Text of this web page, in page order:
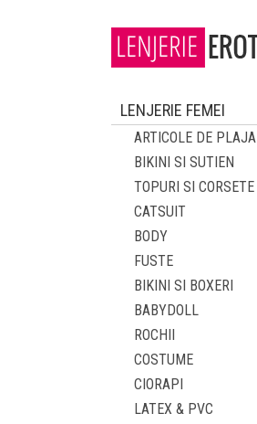
LENJERIE FEMEI
ARTICOLE DE PLAJA
BIKINI SI SUTIEN
TOPURI SI CORSETE
CATSUIT
BODY
FUSTE
BIKINI SI BOXERI
BABYDOLL
ROCHII
COSTUME
CIORAPI
LATEX & PVC